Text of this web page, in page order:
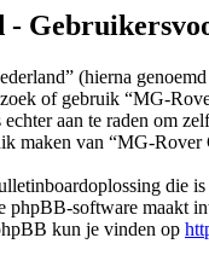
(hierna
of gebruik “MG-
aan te raden om
maken van “MG-
die is
phpBB-software maakt
kun je vinden op